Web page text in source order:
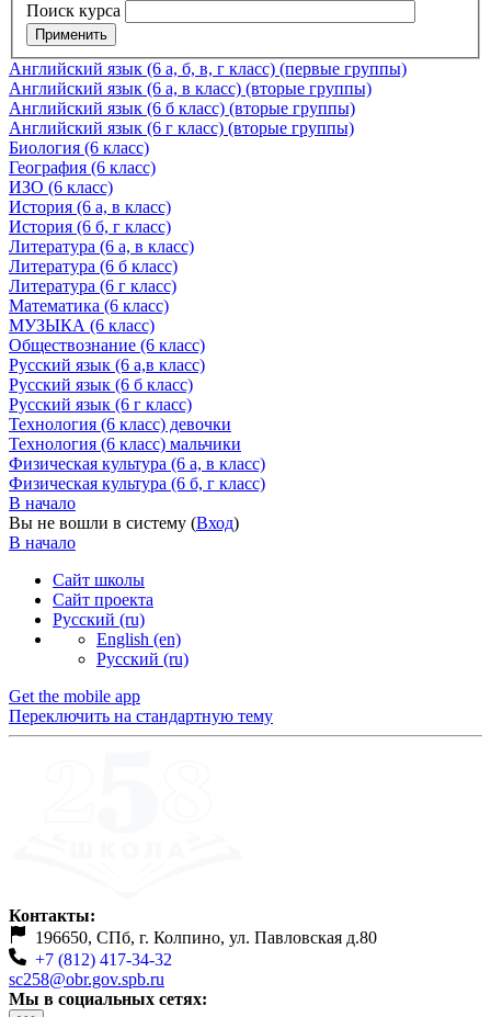
Поиск курса
Применить
Английский язык (6 а, б, в, г класс) (первые группы)
Английский язык (6 а, в класс) (вторые группы)
Английский язык (6 б класс) (вторые группы)
Английский язык (6 г класс) (вторые группы)
Биология (6 класс)
География (6 класс)
ИЗО (6 класс)
История (6 а, в класс)
История (6 б, г класс)
Литература (6 а, в класс)
Литература (6 б класс)
Литература (6 г класс)
Математика (6 класс)
МУЗЫКА (6 класс)
Обществознание (6 класс)
Русский язык (6 а,в класс)
Русский язык (6 б класс)
Русский язык (6 г класс)
Технология (6 класс) девочки
Технология (6 класс) мальчики
Физическая культура (6 а, в класс)
Физическая культура (6 б, г класс)
В начало
Вы не вошли в систему (Вход)
В начало
Сайт школы
Сайт проекта
Русский ‎(ru)‎
English ‎(en)‎
Русский ‎(ru)‎
Get the mobile app
Переключить на стандартную тему
Контакты:
196650, СПб, г. Колпино, ул. Павловская д.80
+7 (812) 417-34-32
sc258@obr.gov.spb.ru
Мы в социальных сетях: